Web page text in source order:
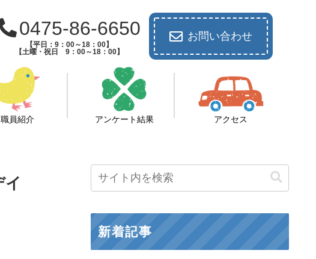
0475-86-6650
【平日：9：00～18：00】
【土曜・祝日 9：00～18：00】
お問い合わせ
職員紹介 アンケート結果 アクセス
新着記事